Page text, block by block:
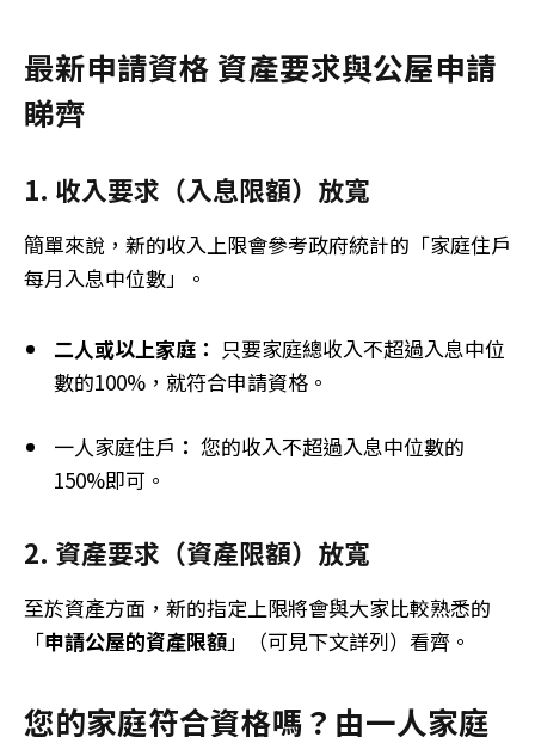
最新申請資格資產要求與公屋申請
睇齊
1. 收入要求（入息限額）放寬
簡單來說，新的收入上限會參考政府統計的「家庭住戶
每月入息中位數」。
二人或以上家庭： 只要家庭總收入不超過入息中位
數的100%，就符合申請資格。
一人家庭住戶 ： 您的收入不超過入息中位數的
150%即可。
2. 資產要求（資產限額）放寬
至於資產方面，新的指定上限將會與大家比較熟悉的
「申請公屋的資產限額」（可見下文詳列）看齊。
您的家庭符合資格嗎？ 由一人家庭